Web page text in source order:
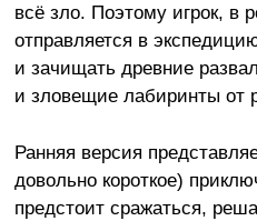
всё зло. Поэтому игрок, в
отправляется в
и зачищать древние
и зловещие лабиринты от
Ранняя версия
довольно короткое)
предстоит сражаться,